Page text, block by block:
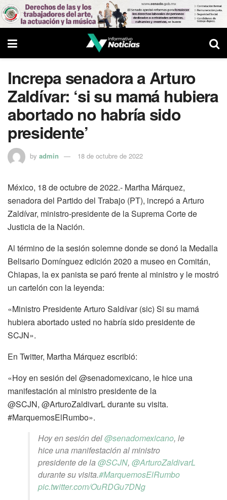
Increpa senadora a Arturo
Zaldívar: ‘si su mamá hubiera
abortado no habría sido
presidente’
by admin 18 de octubre de 2022
México, 18 de octubre de 2022.- Martha Márquez,
senadora del Partido del Trabajo (PT), increpó a Arturo
Zaldívar, ministro-presidente de la Suprema Corte de
Justicia de la Nación.
Al término de la sesión solemne donde se donó la Medalla
Belisario Domínguez edición 2020 a museo en Comitán,
Chiapas, la ex panista se paró frente al ministro y le mostró
un cartelón con la leyenda:
«Ministro Presidente Arturo Saldívar (sic) Si su mamá
hubiera abortado usted no habría sido presidente de
SCJN».
En Twitter, Martha Márquez escribió:
«Hoy en sesión del @senadomexicano, le hice una
manifestación al ministro presidente de la
@SCJN, @ArturoZaldivarL durante su visita.
#MarquemosElRumbo».
Hoy en sesión del@senadomexicano, le
hice una manifestación al ministro
presidente de la@SCJN, @ArturoZaldivarL
durante su visita.#MarquemosElRumbo
pic.twitter.com/OuRDGu7DNg